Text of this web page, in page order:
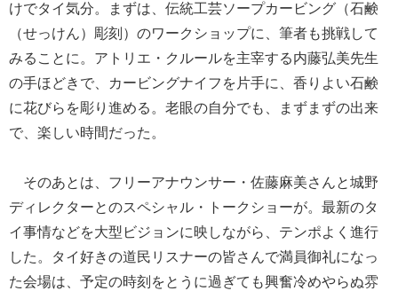
けでタイ気分。まずは、伝統工芸ソープカービング（石鹸
（せっけん）彫刻）のワークショップに、筆者も挑戦して
みることに。アトリエ・クルールを主宰する内藤弘美先生
の手ほどきで、カービングナイフを片手に、香りよい石鹸
に花びらを彫り進める。老眼の自分でも、まずまずの出来
で、楽しい時間だった。
そのあとは、フリーアナウンサー・佐藤麻美さんと城野
ディレクターとのスペシャル・トークショーが。最新のタ
イ事情などを大型ビジョンに映しながら、テンポよく進行
した。タイ好きの道民リスナーの皆さんで満員御礼になっ
た会場は、予定の時刻をとうに過ぎても興奮冷めやらぬ雰